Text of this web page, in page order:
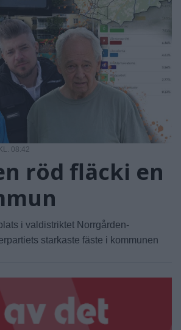
08:42
röd fläcki en
i valdistriktet Norrgården-
starkaste fäste i kommunen